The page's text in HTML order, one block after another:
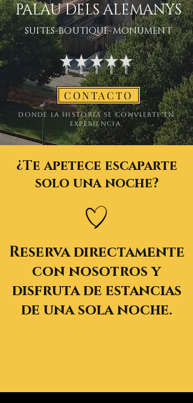
PALAU DELS ALEMANYS
SUITES-BOUTIQUE-MONUMENT
CONTACTO
Donde la historia se convierte en
experiencia.
¿Te apetece escaparte
solo una noche?
Reserva directamente
con nosotros y
disfruta de estancias
de una sola noche.